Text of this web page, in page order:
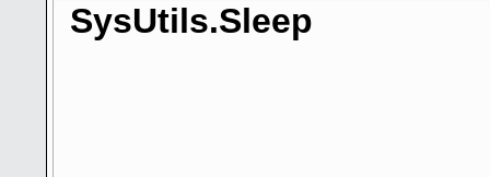
SysUtils.Sleep